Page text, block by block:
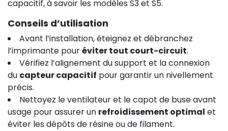
capacitif, à savoir les modèles S3 et S5.
Conseils d’utilisation
Avant l’installation, éteignez et débranchez
l’imprimante pouréviter tout court-circuit.
Vérifiez l’alignement du support et la connexion
du capteur capacitif pour garantir un nivellement
précis.
Nettoyez le ventilateur et le capot de buse avant
usage pour assurer un refroidissement optimal et
éviter les dépôts de résine ou de filament.